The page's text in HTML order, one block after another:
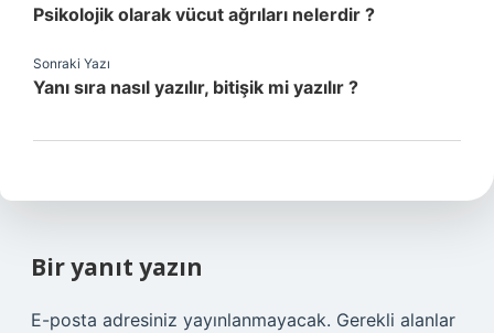
Psikolojik olarak vücut ağrıları nelerdir ?
Sonraki Yazı
Yanı sıra nasıl yazılır, bitişik mi yazılır ?
Bir yanıt yazın
E-posta adresiniz yayınlanmayacak. Gerekli alanlar